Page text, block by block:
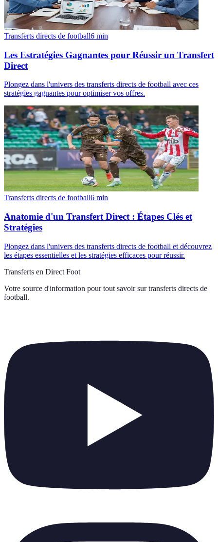
Transferts directs de football6 min
Les Estratégies Gagnantes pour Réussir un Transfert
Direct
Plongez dans l'univers des transferts directs de football avec ces
stratégies gagnantes pour optimiser vos offres.
Transferts directs de football6 min
Anatomie d'un Transfert Direct : Étapes Clés et
Stratégies
Plongez dans l'univers des transferts directs de football et découvrez
les étapes essentielles et les stratégies efficaces pour réussir.
Transferts en Direct Foot
Votre source d'information pour tout savoir sur transferts directs de
football.